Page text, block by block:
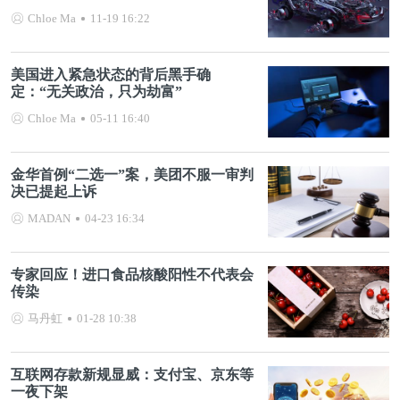
Chloe Ma 11-19 16:22
美国进入紧急状态的背后黑手确
定：“无关政治，只为劫富”
Chloe Ma 05-11 16:40
金华首例“二选一”案，美团不服一审判
决已提起上诉
MADAN 04-23 16:34
专家回应！进口食品核酸阳性不代表会
传染
马丹虹 01-28 10:38
互联网存款新规显威：支付宝、京东等
一夜下架